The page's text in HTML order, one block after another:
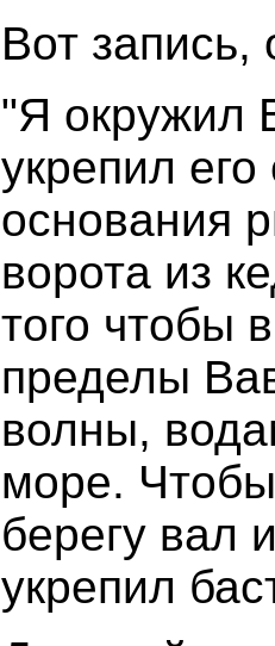
Вот
"Я окружил
укрепил
основания
ворота из
того чтобы
пределы
волны,
море. Чтобы
берегу вал
укрепил